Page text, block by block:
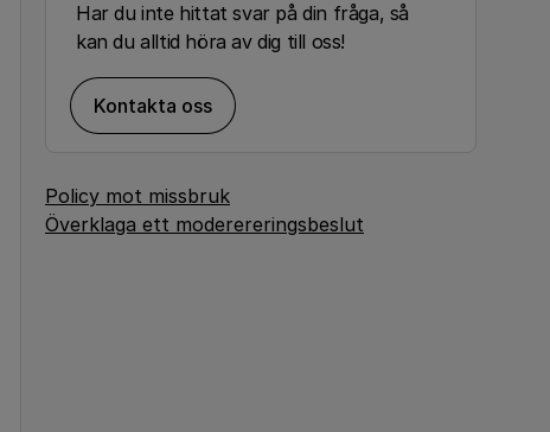
Har du inte hittat svar på din fråga, så
kan du alltid höra av dig till oss!
Kontakta oss
Policy mot missbruk
Överklaga ett moderereringsbeslut